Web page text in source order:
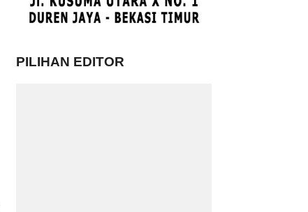
PILIHAN EDITOR